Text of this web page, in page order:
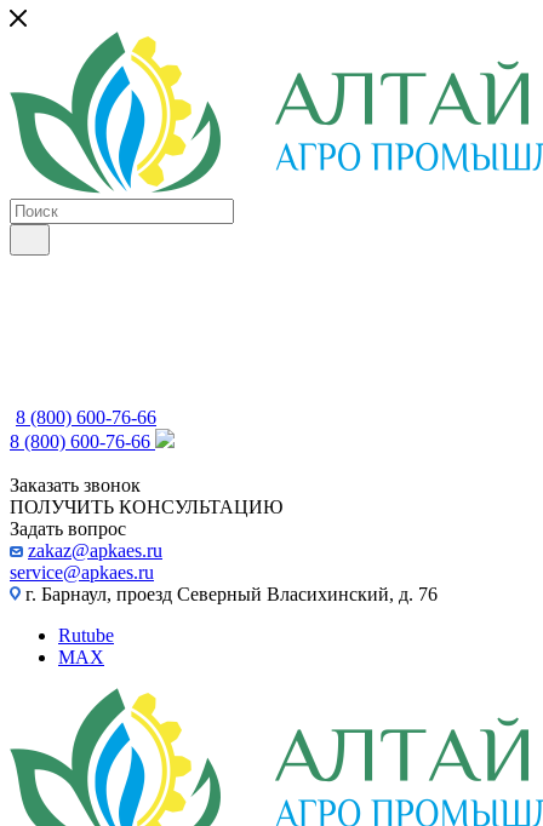
8 (800) 600-76-66
8 (800) 600-76-66
Заказать звонок
ПОЛУЧИТЬ КОНСУЛЬТАЦИЮ
Задать вопрос
zakaz@apkaes.ru
service@apkaes.ru
г. Барнаул, проезд Северный Власихинский, д. 76
Rutube
MAX